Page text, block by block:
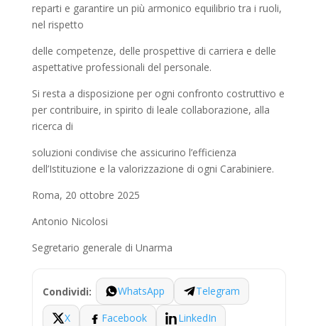
reparti e garantire un più armonico equilibrio tra i ruoli,
nel rispetto
delle competenze, delle prospettive di carriera e delle
aspettative professionali del personale.
Si resta a disposizione per ogni confronto costruttivo e
per contribuire, in spirito di leale collaborazione, alla
ricerca di
soluzioni condivise che assicurino l’efficienza
dell’Istituzione e la valorizzazione di ogni Carabiniere.
Roma, 20 ottobre 2025
Antonio Nicolosi
Segretario generale di Unarma
Condividi: WhatsApp
Telegram
X
Facebook
LinkedIn